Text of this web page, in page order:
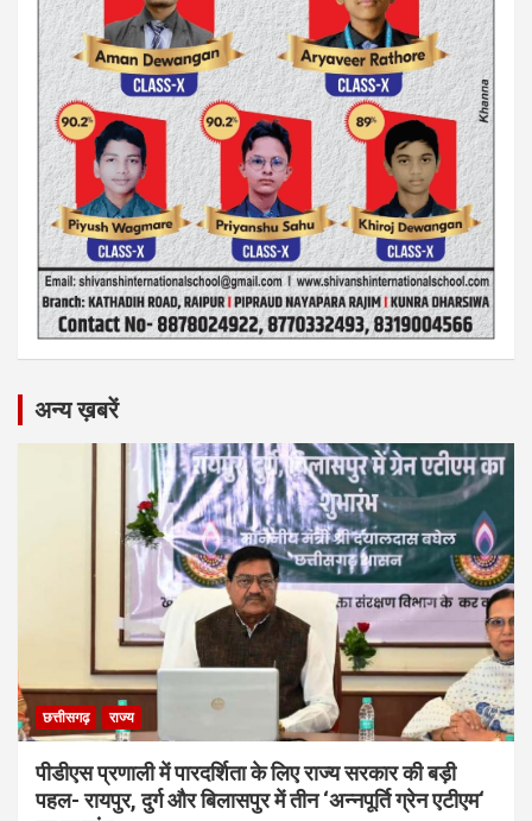
अन्य ख़बरें
छत्तीसगढ़ राज्य
पीडीएस प्रणाली में पारदर्शिता के लिए राज्य सरकार की बड़ी
पहल- रायपुर, दुर्ग और बिलासपुर में तीन ‘अन्नपूर्ति ग्रेन एटीएम‘